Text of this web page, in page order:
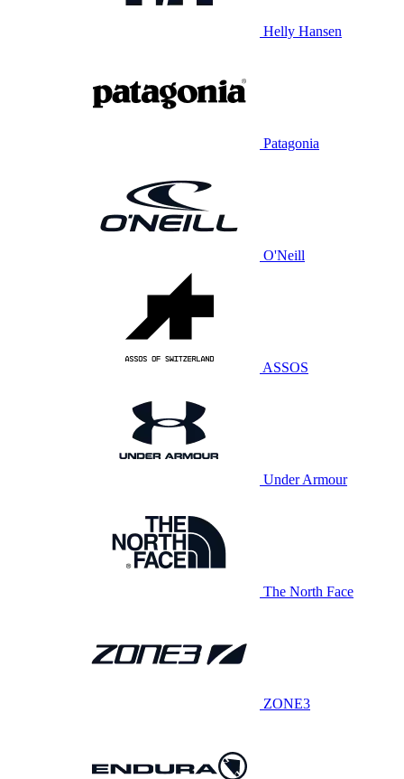
Helly Hansen
Patagonia
O'Neill
ASSOS
Under Armour
The North Face
ZONE3